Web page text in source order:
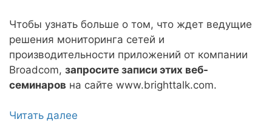
Чтобы узнать больше о том, что ждет ведущие
решения мониторинга сетей и
производительности приложений от компании
Broadcom, запросите записи этих веб-
семинаров на сайте www.brighttalk.com.
Читать далее